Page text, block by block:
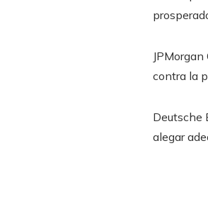
contra la
Deutsche
alegar